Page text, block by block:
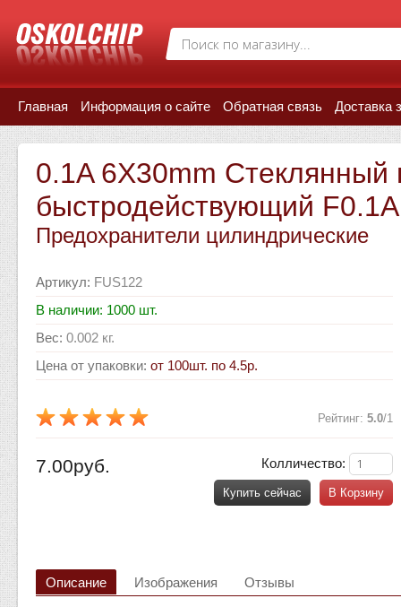
Главная Информация о сайте Обратная связь Доставка
0.1A 6X30mm Стеклянный
быстродействующий
Предохранители цилиндрические
Артикул: FUS122
В наличии: 1000 шт.
Вес: 0.002 кг.
Цена от упаковки: от 100шт. по 4.5р.
Рейтинг: 5.0/1
Колличество:
В Корзину
Купить сейчас
7.00руб.
Описание Изображения Отзывы